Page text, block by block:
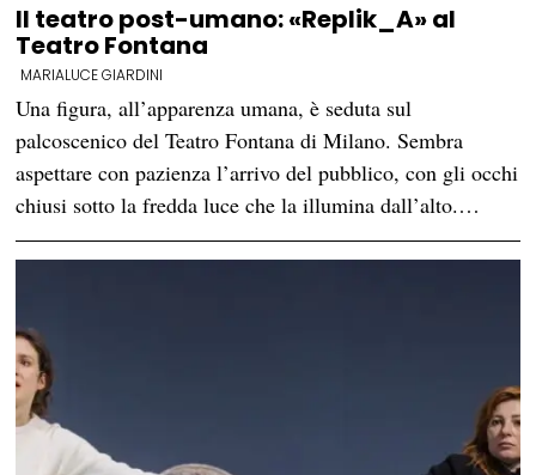
Il teatro post-umano: «Replik_A» al
Teatro Fontana
MARIALUCE GIARDINI
Una figura, all’apparenza umana, è seduta sul
palcoscenico del Teatro Fontana di Milano. Sembra
aspettare con pazienza l’arrivo del pubblico, con gli occhi
chiusi sotto la fredda luce che la illumina dall’alto.…